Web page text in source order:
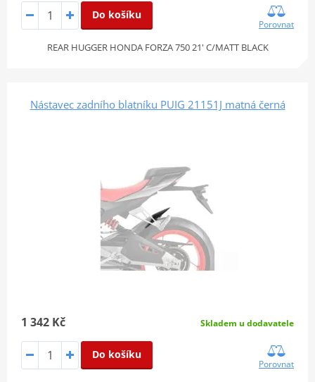
Do košíku
Porovnat
REAR HUGGER HONDA FORZA 750 21' C/MATT BLACK
Nástavec zadního blatníku PUIG 21151J matná černá
1 342 Kč Skladem u dodavatele
Do košíku
Porovnat